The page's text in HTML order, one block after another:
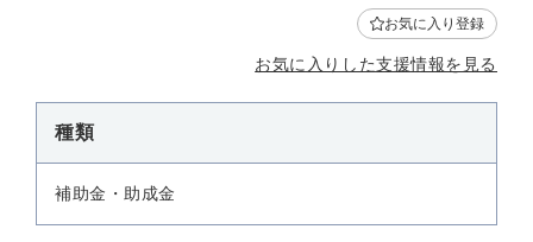
お気に入り登録
お気に入りした支援情報を見る
種類
補助金・助成金